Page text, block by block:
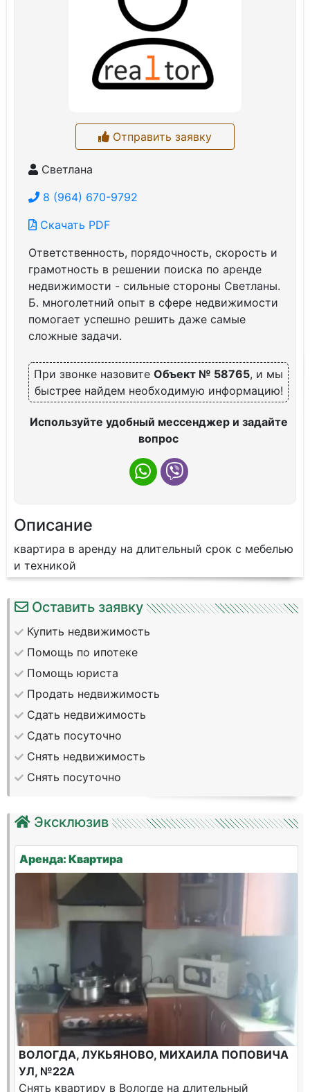
Отправить заявку
Светлана
8 (964) 670-9792
Скачать PDF
Ответственность, порядочность, скорость и
грамотность в решении поиска по аренде
недвижимости - сильные стороны Светланы.
Б. многолетний опыт в сфере недвижимости
помогает успешно решить даже самые
сложные задачи.
При звонке назовите Объект № 58765, и мы
быстрее найдем необходимую информацию!
Используйте удобный мессенджер и задайте
вопрос
Описание
квартира в аренду на длительный срок с мебелью
и техникой
Оставить заявку
Купить недвижимость
Помощь по ипотеке
Помощь юриста
Продать недвижимость
Сдать недвижимость
Сдать посуточно
Снять недвижимость
Снять посуточно
Эксклюзив
Аренда: Квартира
ВОЛОГДА, ЛУКЬЯНОВО, МИХАИЛА ПОПОВИЧА
УЛ, №22А
Снять квартиру в Вологде на длительный